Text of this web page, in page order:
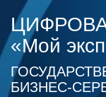
«Мой